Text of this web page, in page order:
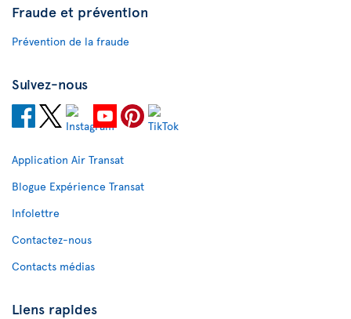
Fraude et prévention
Prévention de la fraude
Suivez-nous
Application Air Transat
Blogue Expérience Transat
Infolettre
Contactez-nous
Contacts médias
Liens rapides